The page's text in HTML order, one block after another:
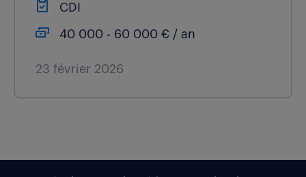
CDI
40 000 - 60 000 € / an
23 février 2026